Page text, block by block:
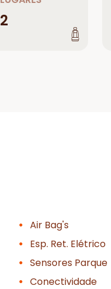
2
Air Bag's
Esp. Ret. Elétrico
Sensores Parque
Conectividade